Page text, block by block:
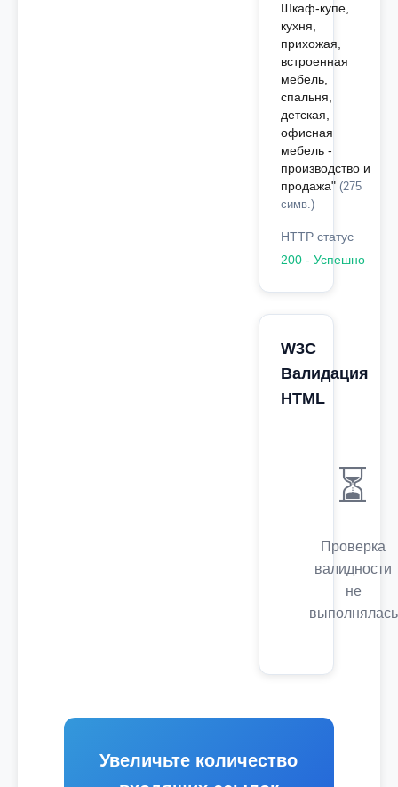
Шкаф-купе,
кухня,
прихожая,
встроенная
мебель,
спальня,
детская,
офисная
мебель -
производство и
продажа" (275
симв.)
HTTP статус
200 - Успешно
W3C
Валидация
HTML
⏳
Проверка
валидности
не
выполнялась
Увеличьте количество